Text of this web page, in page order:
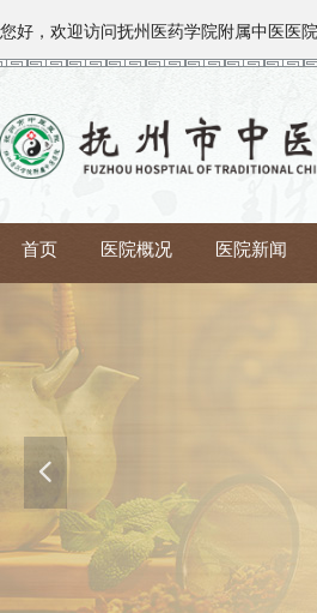
首页 医院概况 医院新闻
您好，欢迎访问抚州医药学院附属中医医
넳